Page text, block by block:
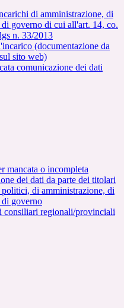
di amministrazione, di
governo di cui all'art. 14, co.
n. 33/2013
(documentazione da
sito web)
comunicazione dei dati
mancata o incompleta
dei dati da parte dei titolari
di amministrazione, di
governo
consiliari regionali/provinciali